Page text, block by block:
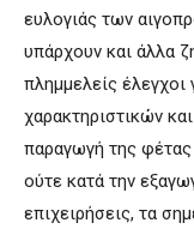
ευλογιάς των
υπάρχουν και άλλα
πλημμελείς
χαρακτηριστικών
παραγωγή της
ούτε κατά την
επιχειρήσεις, τα